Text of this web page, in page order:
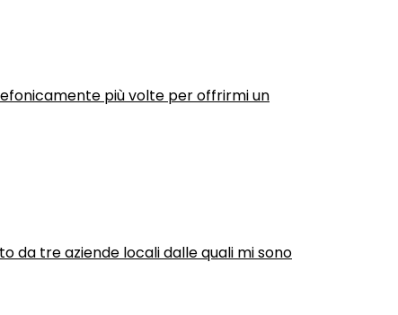
più volte per offrirmi un
da tre aziende locali dalle quali mi sono